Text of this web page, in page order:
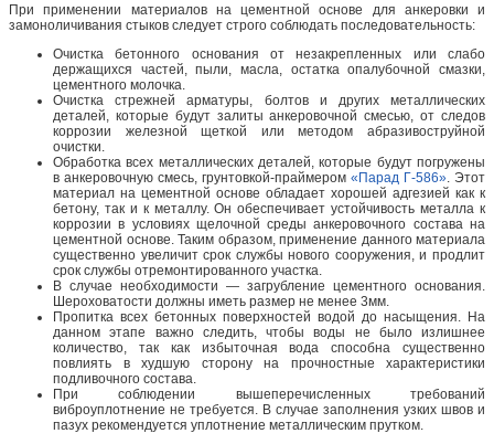
При применении материалов на цементной основе для анкеровки и
замоноличивания стыков следует строго соблюдать последовательность:
Очистка бетонного основания от незакрепленных или слабо
держащихся частей, пыли, масла, остатка опалубочной смазки,
цементного молочка.
Очистка стрежней арматуры, болтов и других металлических
деталей, которые будут залиты анкеровочной смесью, от следов
коррозии железной щеткой или методом абразивоструйной
очистки.
Обработка всех металлических деталей, которые будут погружены
в анкеровочную смесь, грунтовкой-праймером «Парад Г-586» . Этот
материал на цементной основе обладает хорошей адгезией как к
бетону, так и к металлу. Он обеспечивает устойчивость металла к
коррозии в условиях щелочной среды анкеровочного состава на
цементной основе. Таким образом, применение данного материала
существенно увеличит срок службы нового сооружения, и продлит
срок службы отремонтированного участка.
В случае необходимости — загрубление цементного основания.
Шероховатости должны иметь размер не менее 3мм.
Пропитка всех бетонных поверхностей водой до насыщения. На
данном этапе важно следить, чтобы воды не было излишнее
количество, так как избыточная вода способна существенно
повлиять в худшую сторону на прочностные характеристики
подливочного состава.
При соблюдении вышеперечисленных требований
виброуплотнение не требуется. В случае заполнения узких швов и
пазух рекомендуется уплотнение металлическим прутком.